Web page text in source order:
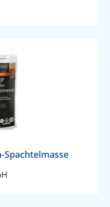
Spachtelmasse